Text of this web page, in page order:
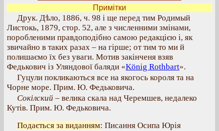
Примітки
Друк. Дѣло, 1886, ч. 98 і ще перед тим Родимый
Листокь, 1879, стор. 52, але з численними змінами,
поробленими правдоподібно самою редакцією і, як
звичайно в таких разах – на гірше; от тим то ми й
полишаємо їх без уваги. Мотив закінченя взяв
Федькович із Уляндової баляди «König Rothbart».
Гуцули покликаються все на якогось короля та на
Чорне море. Прим. Ю. Федьковича.
Сокілский – велика скала над Черемшев, недалеко
Кутів. Прим. Ю. Федьковича.
Подається за виданням: Писання Осипа Юрія